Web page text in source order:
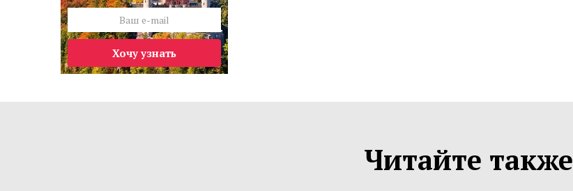
Хочу узнать
Читайте также